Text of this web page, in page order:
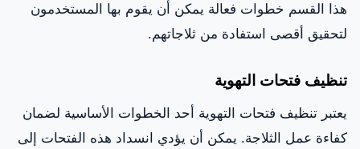
هذا القسم خطوات فعالة يمكن أن يقوم بها المستخدمون
لتحقيق أقصى استفادة من ثلاجاتهم.
تنظيف فتحات التهوية
يعتبر تنظيف فتحات التهوية أحد الخطوات الأساسية لضمان
كفاءة عمل الثلاجة. يمكن أن يؤدي انسداد هذه الفتحات إلى